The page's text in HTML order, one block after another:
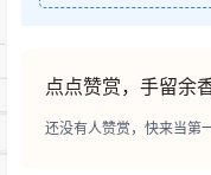
点点赞赏，手留余
还没有人赞赏，快来当第